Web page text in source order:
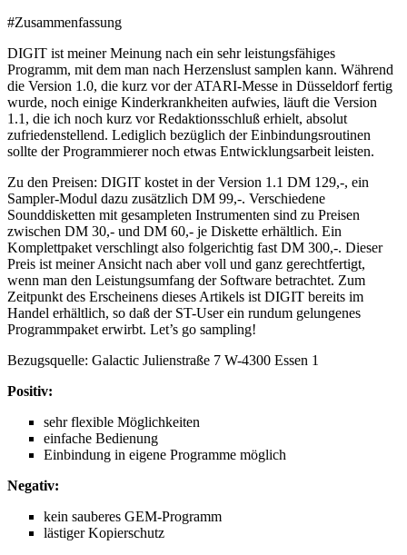
#Zusammenfassung
DIGIT ist meiner Meinung nach ein sehr leistungsfähiges
Programm, mit dem man nach Herzenslust samplen kann. Während
die Version 1.0, die kurz vor der ATARI-Messe in Düsseldorf fertig
wurde, noch einige Kinderkrankheiten aufwies, läuft die Version
1.1, die ich noch kurz vor Redaktionsschluß erhielt, absolut
zufriedenstellend. Lediglich bezüglich der Einbindungsroutinen
sollte der Programmierer noch etwas Entwicklungsarbeit leisten.
Zu den Preisen: DIGIT kostet in der Version 1.1 DM 129,-, ein
Sampler-Modul dazu zusätzlich DM 99,-. Verschiedene
Sounddisketten mit gesampleten Instrumenten sind zu Preisen
zwischen DM 30,- und DM 60,- je Diskette erhältlich. Ein
Komplettpaket verschlingt also folgerichtig fast DM 300,-. Dieser
Preis ist meiner Ansicht nach aber voll und ganz gerechtfertigt,
wenn man den Leistungsumfang der Software betrachtet. Zum
Zeitpunkt des Erscheinens dieses Artikels ist DIGIT bereits im
Handel erhältlich, so daß der ST-User ein rundum gelungenes
Programmpaket erwirbt. Let’s go sampling!
Bezugsquelle: Galactic Julienstraße 7 W-4300 Essen 1
Positiv:
sehr flexible Möglichkeiten
einfache Bedienung
Einbindung in eigene Programme möglich
Negativ:
kein sauberes GEM-Programm
lästiger Kopierschutz